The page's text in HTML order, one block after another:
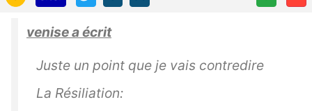
venise a écrit
Juste un point que je vais contredire
La Résiliation: